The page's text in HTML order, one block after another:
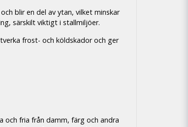
blir en del av ytan, vilket minskar
särskilt viktigt i stallmiljöer.
frost- och köldskador och ger
och fria från damm, färg och andra